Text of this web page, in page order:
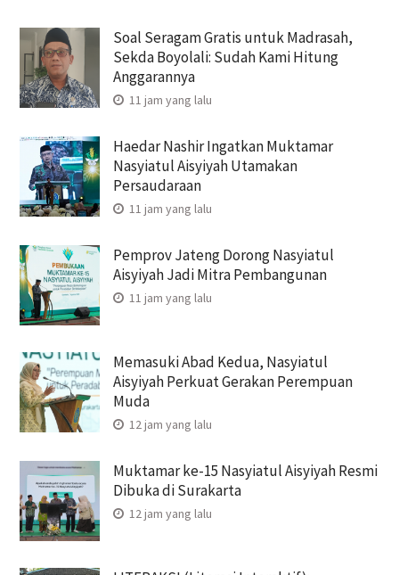
Soal Seragam Gratis untuk Madrasah,
Sekda Boyolali: Sudah Kami Hitung
Anggarannya
11 jam yang lalu
Haedar Nashir Ingatkan Muktamar
Nasyiatul Aisyiyah Utamakan
Persaudaraan
11 jam yang lalu
Pemprov Jateng Dorong Nasyiatul
Aisyiyah Jadi Mitra Pembangunan
11 jam yang lalu
Memasuki Abad Kedua, Nasyiatul
Aisyiyah Perkuat Gerakan Perempuan
Muda
12 jam yang lalu
Muktamar ke-15 Nasyiatul Aisyiyah Resmi
Dibuka di Surakarta
12 jam yang lalu